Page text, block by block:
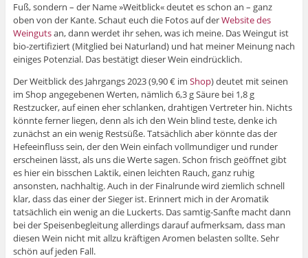
Fuß, sondern – der Name »Weitblick« deutet es schon an – ganz
oben von der Kante. Schaut euch die Fotos auf derWebsite des
Weingutsan, dann werdet ihr sehen, was ich meine. Das Weingut ist
bio-zertifiziert (Mitglied bei Naturland) und hat meiner Meinung nach
einiges Potenzial. Das bestätigt dieser Wein eindrücklich.
Der Weitblick des Jahrgangs 2023 (9,90 € im Shop) deutet mit seinen
im Shop angegebenen Werten, nämlich 6,3 g Säure bei 1,8 g
Restzucker, auf einen eher schlanken, drahtigen Vertreter hin. Nichts
könnte ferner liegen, denn als ich den Wein blind teste, denke ich
zunächst an ein wenig Restsüße. Tatsächlich aber könnte das der
Hefeeinfluss sein, der den Wein einfach vollmundiger und runder
erscheinen lässt, als uns die Werte sagen. Schon frisch geöffnet gibt
es hier ein bisschen Laktik, einen leichten Rauch, ganz ruhig
ansonsten, nachhaltig. Auch in der Finalrunde wird ziemlich schnell
klar, dass das einer der Sieger ist. Erinnert mich in der Aromatik
tatsächlich ein wenig an die Luckerts. Das samtig-Sanfte macht dann
bei der Speisenbegleitung allerdings darauf aufmerksam, dass man
diesen Wein nicht mit allzu kräftigen Aromen belasten sollte. Sehr
schön auf jeden Fall.